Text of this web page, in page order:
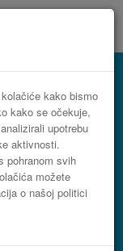
kako bismo
kako se očekuje,
upotrebu
aktivnosti.
pohranom svih
možete
o našoj politici
karte